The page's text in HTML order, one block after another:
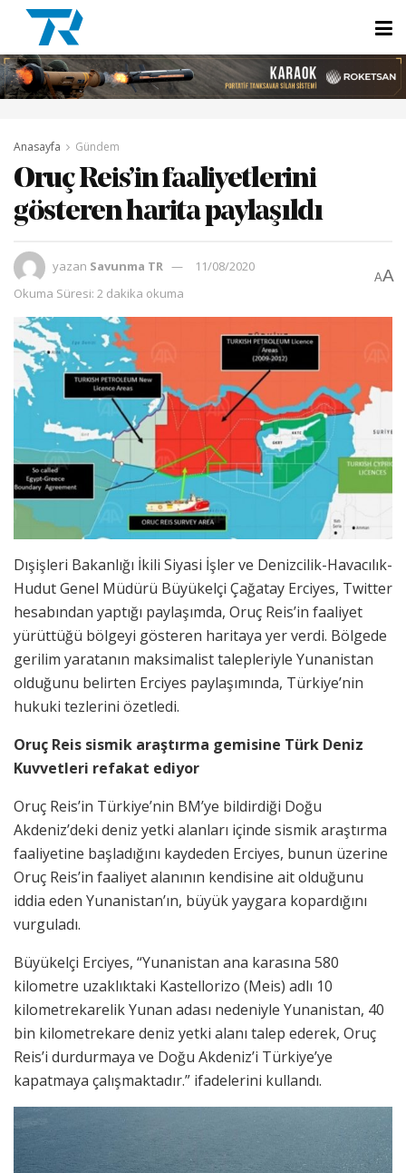
Anasayfa Gündem
Oruç Reis’in faaliyetlerini
gösteren harita paylaşıldı
yazan Savunma TR
11/08/2020
Okuma Süresi: 2 dakika okuma
AA
Dışişleri Bakanlığı İkili Siyasi İşler ve Denizcilik-Havacılık-
Hudut Genel Müdürü Büyükelçi Çağatay Erciyes, Twitter
hesabından yaptığı paylaşımda, Oruç Reis’in faaliyet
yürüttüğü bölgeyi gösteren haritaya yer verdi. Bölgede
gerilim yaratanın maksimalist talepleriyle Yunanistan
olduğunu belirten Erciyes paylaşımında, Türkiye’nin
hukuki tezlerini özetledi.
Oruç Reis sismik araştırma gemisine Türk Deniz
Kuvvetleri refakat ediyor
Oruç Reis’in Türkiye’nin BM’ye bildirdiği Doğu
Akdeniz’deki deniz yetki alanları içinde sismik araştırma
faaliyetine başladığını kaydeden Erciyes, bunun üzerine
Oruç Reis’in faaliyet alanının kendisine ait olduğunu
iddia eden Yunanistan’ın, büyük yaygara kopardığını
vurguladı.
Büyükelçi Erciyes, “Yunanistan ana karasına 580
kilometre uzaklıktaki Kastellorizo (Meis) adlı 10
kilometrekarelik Yunan adası nedeniyle Yunanistan, 40
bin kilometrekare deniz yetki alanı talep ederek, Oruç
Reis’i durdurmaya ve Doğu Akdeniz’i Türkiye’ye
kapatmaya çalışmaktadır.” ifadelerini kullandı.